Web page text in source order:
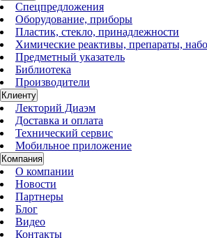
Спецпредложения
Оборудование, приборы
Пластик, стекло, принадлежности
Химические реактивы, препараты,
Предметный указатель
Библиотека
Производители
Клиенту
Лекторий Диаэм
Доставка и оплата
Технический сервис
Мобильное приложение
Компания
О компании
Новости
Партнеры
Блог
Видео
Контакты